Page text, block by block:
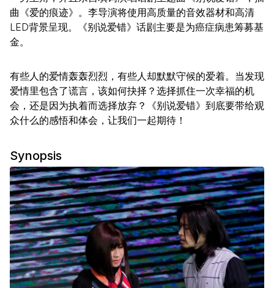
曲《爱的痕迹》。李导演将使用高质量的音效器材和高清
LED背景呈现。《别说爱错》话剧主要是为癌症病患筹募基
金。
有些人的爱情轰轰烈烈，有些人却默默守候的爱着。当发现
爱情里包含了谎言，该如何抉择？选择抓住一次幸福的机
会，还是因为执着而选择放弃？《别说爱错》到底要带给观
众什么的感悟和体会，让我们一起期待！
Synopsis